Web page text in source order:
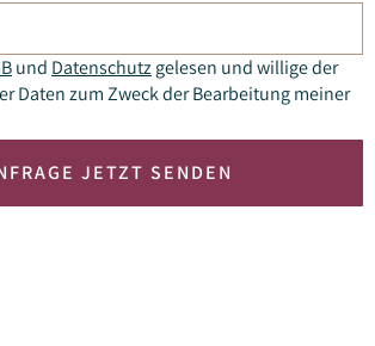
und Datenschutzgelesen und willige der
Daten zum Zweck der Bearbeitung meiner
JETZT SENDEN